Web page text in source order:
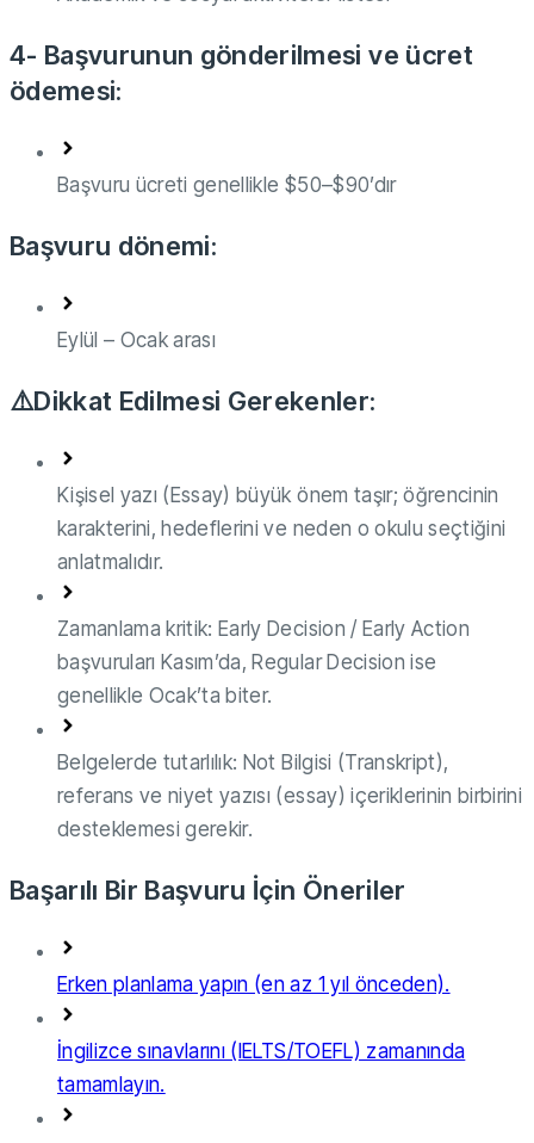
4- Başvurunun gönderilmesi ve ücret
ödemesi:
Başvuru ücreti genellikle $50–$90’dır
Başvuru dönemi:
Eylül – Ocak arası
⚠️Dikkat Edilmesi Gerekenler:
Kişisel yazı (Essay) büyük önem taşır; öğrencinin
karakterini, hedeflerini ve neden o okulu seçtiğini
anlatmalıdır.
Zamanlama kritik: Early Decision / Early Action
başvuruları Kasım’da, Regular Decision ise
genellikle Ocak’ta biter.
Belgelerde tutarlılık: Not Bilgisi (Transkript),
referans ve niyet yazısı (essay) içeriklerinin birbirini
desteklemesi gerekir.
Başarılı Bir Başvuru İçin Öneriler
Erken planlama yapın (en az 1 yıl önceden).
İngilizce sınavlarını (IELTS/TOEFL) zamanında
tamamlayın.